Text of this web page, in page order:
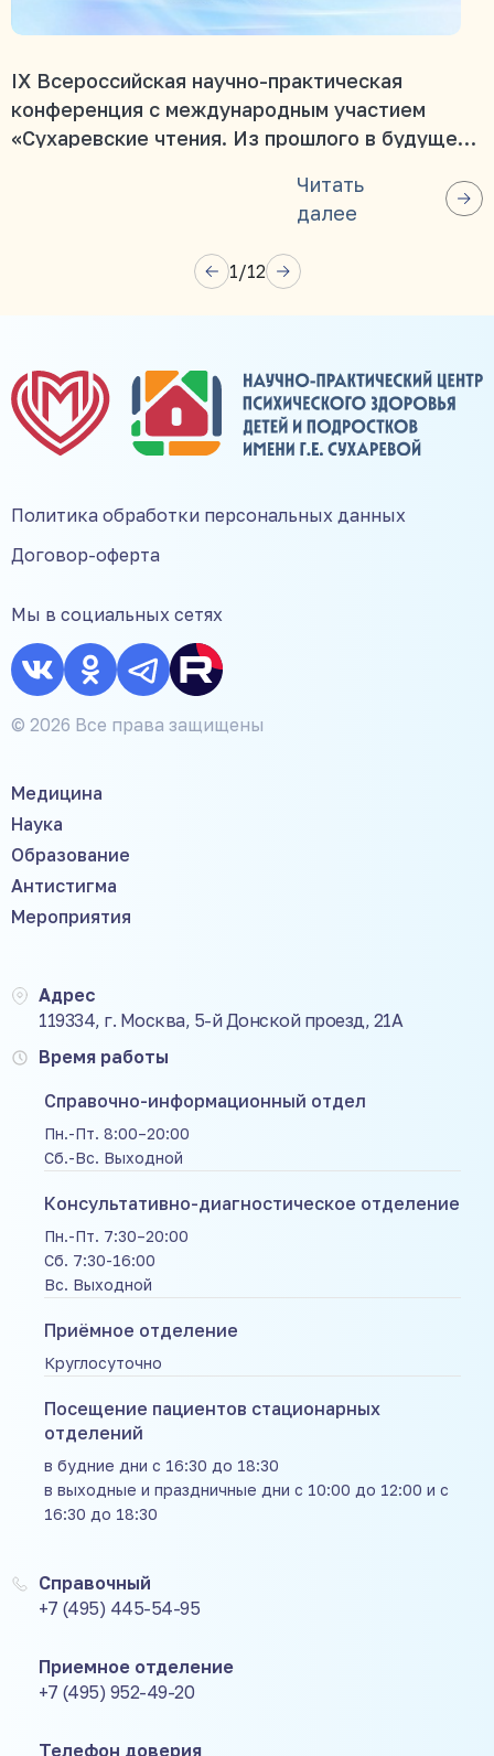
IX Всероссийская научно-практическая
конференция с международным участием
«Сухаревские чтения. Из прошлого в будущее:
Читать
далее
1/12
Политика обработки персональных данных
Договор-оферта
Мы в социальных сетях
© 2026 Все права защищены
Медицина
Наука
Образование
Антистигма
Мероприятия
Адрес
119334, г. Москва, 5-й Донской проезд, 21А
Время работы
Справочно-информационный отдел
Пн.-Пт. 8:00–20:00
Сб.-Вс. Выходной
Консультативно-диагностическое отделение
Пн.-Пт. 7:30–20:00
Сб. 7:30-16:00
Вс. Выходной
Приёмное отделение
Круглосуточно
Посещение пациентов стационарных
отделений
в будние дни с 16:30 до 18:30
в выходные и праздничные дни с 10:00 до 12:00 и с
16:30 до 18:30
Справочный
+7 (495) 445-54-95
Приемное отделение
+7 (495) 952-49-20
Телефон доверия